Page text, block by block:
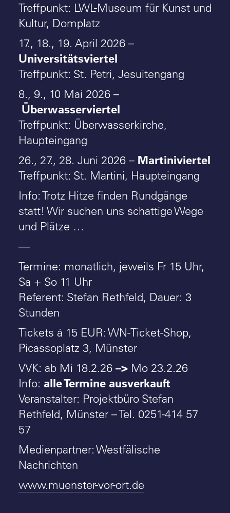
Treffpunkt: LWL-Museum für Kunst und
Kultur, Domplatz
17., 18., 19. April 2026 –
Universitätsviertel
Treffpunkt: St. Petri, Jesuitengang
8., 9., 10 Mai 2026 –
Überwasserviertel
Treffpunkt: Überwasserkirche,
Haupteingang
26., 27., 28. Juni 2026 – Martiniviertel
Treffpunkt: St. Martini, Haupteingang
Info: Trotz Hitze finden Rundgänge
statt! Wir suchen uns schattige Wege
und Plätze …
—
Termine: monatlich, jeweils Fr 15 Uhr,
Sa + So 11 Uhr
Referent: Stefan Rethfeld, Dauer: 3
Stunden
Tickets á 15 EUR: WN-Ticket-Shop,
Picassoplatz 3, Münster
VVK: ab Mi 18.2.26 –> Mo 23.2.26
Info: alle Termine ausverkauft
Veranstalter: Projektbüro Stefan
Rethfeld, Münster – Tel. 0251-414 57
57
Medienpartner: Westfälische
Nachrichten
www.muenster-vor-ort.de